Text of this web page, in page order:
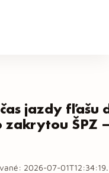
jazdy fľašu
ŠPZ
2026-07-